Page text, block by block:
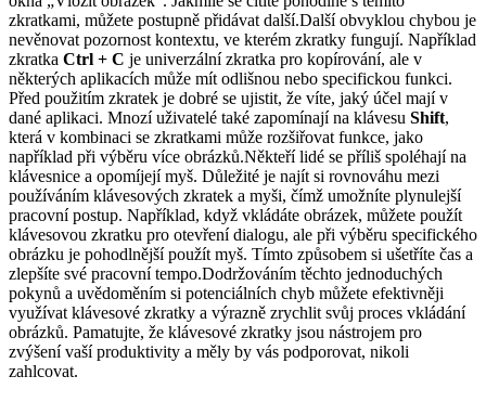
zkratkami, můžete postupně přidávat další.Další obvyklou chybou je
nevěnovat pozornost kontextu, ve kterém zkratky fungují. Například
zkratka Ctrl + C je univerzální zkratka pro kopírování, ale v
některých aplikacích může mít odlišnou nebo specifickou funkci.
Před použitím zkratek je dobré se ujistit, že víte, jaký účel mají v
dané aplikaci. Mnozí uživatelé také zapomínají na klávesu Shift,
která v kombinaci se zkratkami může rozšiřovat funkce, jako
například při výběru více obrázků.Někteří lidé se příliš spoléhají na
klávesnice a opomíjejí myš. Důležité je najít si rovnováhu mezi
používáním klávesových zkratek a myši, čímž umožníte plynulejší
pracovní postup. Například, když vkládáte obrázek, můžete použít
klávesovou zkratku pro otevření dialogu, ale při výběru specifického
obrázku je pohodlnější použít myš. Tímto způsobem si ušetříte čas a
zlepšíte své pracovní tempo.Dodržováním těchto jednoduchých
pokynů a uvědoměním si potenciálních chyb můžete efektivněji
využívat klávesové zkratky a výrazně zrychlit svůj proces vkládání
obrázků. Pamatujte, že klávesové zkratky jsou nástrojem pro
zvýšení vaší produktivity a měly by vás podporovat, nikoli
zahlcovat.